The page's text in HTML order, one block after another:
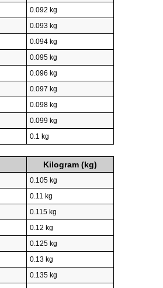
0.092 kg
0.093 kg
0.094 kg
0.095 kg
0.096 kg
0.097 kg
0.098 kg
0.099 kg
0.1 kg
Kilogram (kg)
0.105 kg
0.11 kg
0.115 kg
0.12 kg
0.125 kg
0.13 kg
0.135 kg